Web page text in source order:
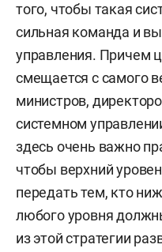
того, чтобы такая
сильная команда и
управления. Причем
смещается с самого
министров,
системном
здесь очень важно
чтобы верхний
передать тем, кто
любого уровня
из этой стратегии